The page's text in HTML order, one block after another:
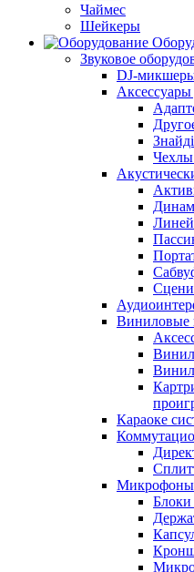
Чаймес
Шейкеры
Звуковое
DJ-
Аксессуары
Чехлы
Виниловые
Караоке
Микрофоны
Блоки